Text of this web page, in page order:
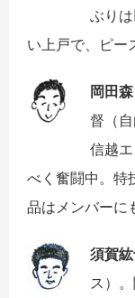
ぶり
い上戸で、ピー
岡田森
督（
信越
べく奮闘中。特
品はメンバーに
須賀
ス）